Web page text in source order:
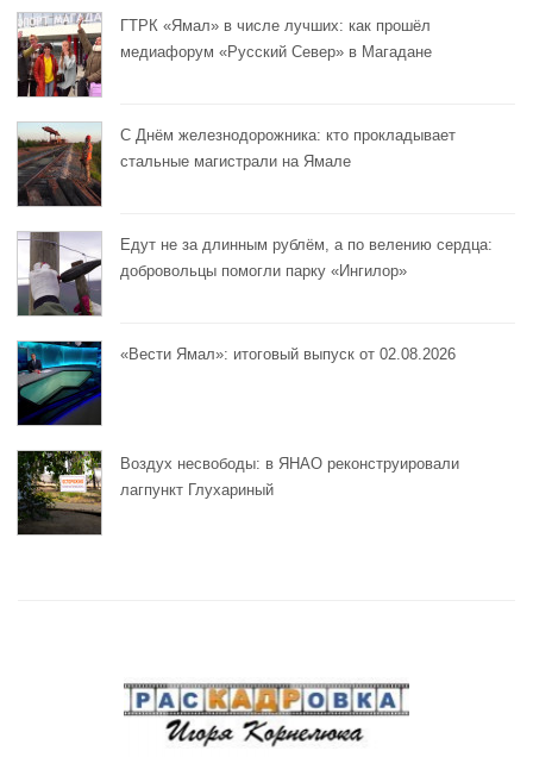
ГТРК «Ямал» в числе лучших: как прошёл
медиафорум «Русский Север» в Магадане
С Днём железнодорожника: кто прокладывает
стальные магистрали на Ямале
Едут не за длинным рублём, а по велению сердца:
добровольцы помогли парку «Ингилор»
«Вести Ямал»: итоговый выпуск от 02.08.2026
Воздух несвободы: в ЯНАО реконструировали
лагпункт Глухариный